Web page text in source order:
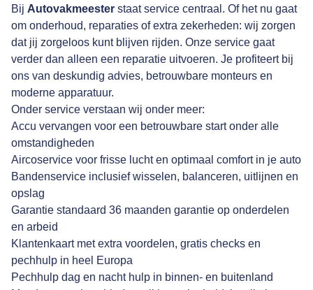
Bij Autovakmeester staat service centraal. Of het nu gaat
om onderhoud, reparaties of extra zekerheden: wij zorgen
dat jij zorgeloos kunt blijven rijden. Onze service gaat
verder dan alleen een reparatie uitvoeren. Je profiteert bij
ons van deskundig advies, betrouwbare monteurs en
moderne apparatuur.
Onder service verstaan wij onder meer:
Accu vervangen voor een betrouwbare start onder alle
omstandigheden
Aircoservice voor frisse lucht en optimaal comfort in je auto
Bandenservice inclusief wisselen, balanceren, uitlijnen en
opslag
Garantie standaard 36 maanden garantie op onderdelen
en arbeid
Klantenkaart met extra voordelen, gratis checks en
pechhulp in heel Europa
Pechhulp dag en nacht hulp in binnen- en buitenland